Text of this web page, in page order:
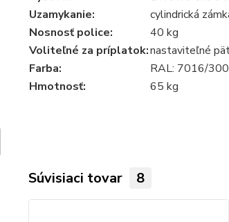
Uzamykanie:
cylindrická
Nosnosť police:
40 kg
Voliteľné za príplatok:nastaviteľné
Farba:
RAL: 7016/
Hmotnosť:
65 kg
Súvisiaci tovar 8